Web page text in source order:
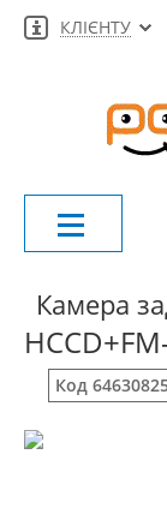
КЛІЄНТУ
Камера
Код